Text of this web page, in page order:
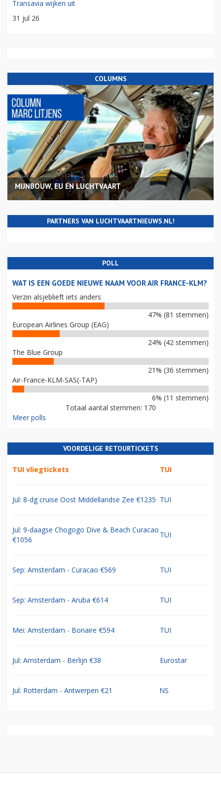
Transavia wijken uit
31 jul 26
COLUMNS
MIJNBOUW, EU EN LUCHTVAART
PARTNERS VAN LUCHTVAARTNIEUWS.NL!
POLL
WAT IS EEN GOEDE NIEUWE NAAM VOOR AIR FRANCE-KLM?
Verzin alsjeblieft iets anders
47% (81 stemmen)
European Airlines Group (EAG)
24% (42 stemmen)
The Blue Group
21% (36 stemmen)
Air-France-KLM-SAS(-TAP)
6% (11 stemmen)
Totaal aantal stemmen: 170
Meer polls
VOORDELIGE RETOURTICKETS
TUI vliegtickets TUI
Jul: 8-dg cruise Oost Middellandse Zee €1235 TUI
Jul: 9-daagse Chogogo Dive & Beach Curacao
€1056
TUI
Sep: Amsterdam - Curacao €569 TUI
Sep: Amsterdam - Aruba €614 TUI
Mei: Amsterdam - Bonaire €594 TUI
Jul: Amsterdam - Berlijn €38 Eurostar
Jul: Rotterdam - Antwerpen €21 NS